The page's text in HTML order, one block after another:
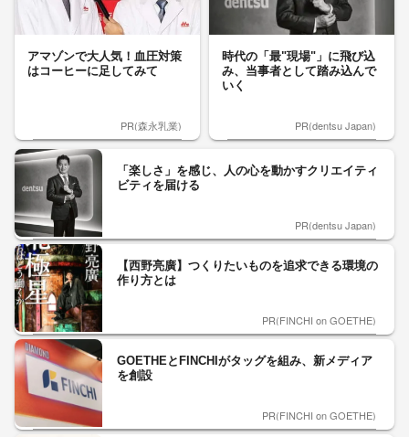
アマゾンで大人気！血圧対策
はコーヒーに足してみて
PR(森永乳業)
時代の「最"現場"」に飛び込
み、当事者として踏み込んで
いく
PR(dentsu Japan)
「楽しさ」を感じ、人の心を動かすクリエイティ
ビティを届ける
PR(dentsu Japan)
【西野亮廣】つくりたいものを追求できる環境の
作り方とは
PR(FINCHI on GOETHE)
GOETHEとFINCHIがタッグを組み、新メディア
を創設
PR(FINCHI on GOETHE)